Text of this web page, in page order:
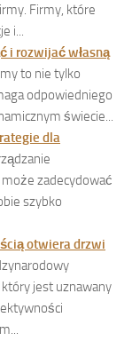
Firmy, które
i...
i rozwijać własną
to nie tylko
odpowiedniego
świecie...
dla
zadecydować
szybko
otwiera drzwi
jest uznawany